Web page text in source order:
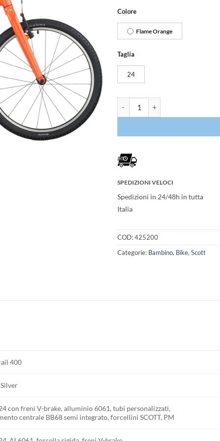
Colore
Flame Orange
Taglia
24
SPEDIZIONI VELOCI
Spedizioni in 24/48h in tutta
Italia
COD:425200
Categorie: Bambino, Bike, Scott
400
con freni V-brake, alluminio 6061, tubi personalizzati,
centrale BB68 semi integrato, forcellini SCOTT, PM